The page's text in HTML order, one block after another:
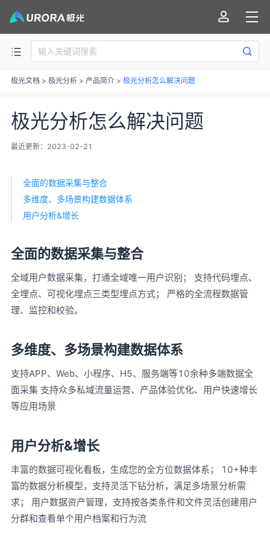
极光文档 > 极光分析 > 产品简介 > 极光分析怎么解决问题
极光分析怎么解决问题
最近更新：2023-02-21
全面的数据采集与整合
多维度、多场景构建数据体系
用户分析&增长
全面的数据采集与整合
全域用户数据采集，打通全域唯一用户识别； 支持代码埋点、
全埋点、可视化埋点三类型埋点方式； 严格的全流程数据管
理、监控和校验。
多维度、多场景构建数据体系
支持APP、Web、小程序、H5、服务端等10余种多端数据全
面采集 支持众多私域流量运营、产品体验优化、用户快速增长
等应用场景
用户分析&增长
丰富的数据可视化看板，生成您的全方位数据体系； 10+种丰
富的数据分析模型，支持灵活下钻分析，满足多场景分析需
求； 用户数据资产管理，支持按各类条件和文件灵活创建用户
分群和查看单个用户档案和行为流